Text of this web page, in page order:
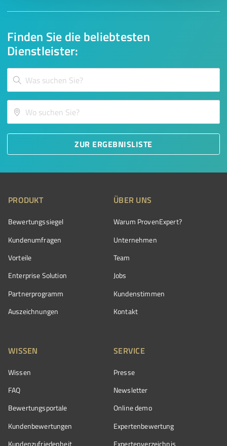
Finden Sie die beliebtesten
Dienstleister:
ZUR ERGEBNISLISTE
PRODUKT
Bewertungssiegel
Kundenumfragen
Vorteile
Enterprise Solution
Partnerprogramm
Auszeichnungen
ÜBER UNS
Warum ProvenExpert?
Unternehmen
Team
Jobs
Kundenstimmen
Kontakt
WISSEN
Wissen
FAQ
Bewertungsportale
Kundenbewertungen
Kundenzufriedenheit
SERVICE
Presse
Newsletter
Online demo
Expertenbewertung
Expertenverzeichnis